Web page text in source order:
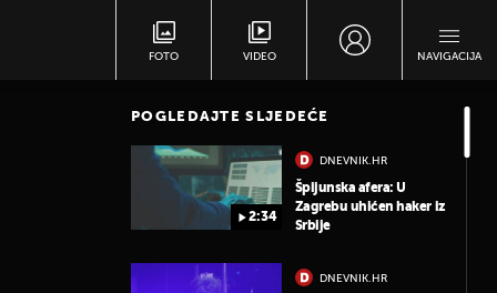
FOTO VIDEO NAVIGACIJA
POGLEDAJTE SLJEDEĆE
2:34
DNEVNIK.HR
Špijunska afera: U
Zagrebu uhićen haker iz
Srbije
DNEVNIK.HR